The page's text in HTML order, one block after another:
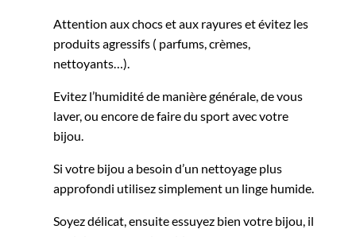
Attention aux chocs et aux rayures et évitez les
produits agressifs ( parfums, crèmes,
nettoyants…).
Evitez l’humidité de manière générale, de vous
laver, ou encore de faire du sport avec votre
bijou.
Si votre bijou a besoin d’un nettoyage plus
approfondi utilisez simplement un linge humide.
Soyez délicat, ensuite essuyez bien votre bijou, il